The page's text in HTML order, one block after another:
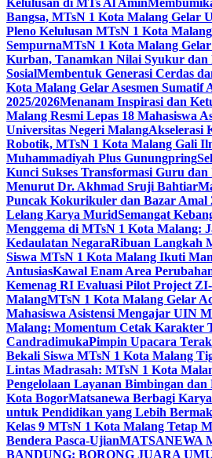
Kelulusan di MTs Al Amin
Bangsa, MTsN 1 Kota Malang Gelar
Pleno Kelulusan MTsN 1 Kota
SempurnaMTsN 1 Kota Malang
Kurban, Tanamkan Nilai Syukur dan
SosialMembentuk Generasi Cerdas
Kota Malang Gelar Asesmen
2025/2026Menanam Inspirasi dan
Malang Resmi Lepas 18 Mahasiswa
Universitas Negeri MalangAkselerasi
Robotik, MTsN 1 Kota Malang Gali
Muhammadiyah Plus Gunungpring
Kunci Sukses Transformasi Guru
Menurut Dr. Akhmad Sruji Bahtiar
Puncak Kokurikuler dan Bazar Amal
Lelang Karya MuridSemangat
Menggema di MTsN 1 Kota Malang:
Kedaulatan NegaraRibuan Langkah
Siswa MTsN 1 Kota Malang Ikuti
AntusiasKawal Enam Area
Kemenag RI Evaluasi Pilot Project
MalangMTsN 1 Kota Malang Gelar
Mahasiswa Asistensi Mengajar UIN
Malang: Momentum Cetak Karakter
CandradimukaPimpin Upacara
Bekali Siswa MTsN 1 Kota Malang
Lintas Madrasah: MTsN 1 Kota
Pengelolaan Layanan Bimbingan
Kota BogorMatsanewa Berbagi
untuk Pendidikan yang Lebih
Kelas 9 MTsN 1 Kota Malang Tetap
Bendera Pasca-UjianMATSANEWA
BANDUNG: BORONG JUARA